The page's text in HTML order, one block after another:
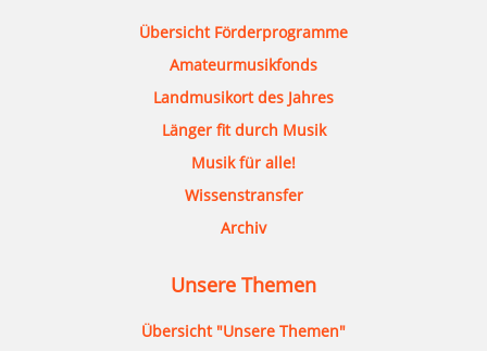
Übersicht Förderprogramme
Amateurmusikfonds
Landmusikort des Jahres
Länger fit durch Musik
Musik für alle!
Wissenstransfer
Archiv
Unsere Themen
Übersicht "Unsere Themen"